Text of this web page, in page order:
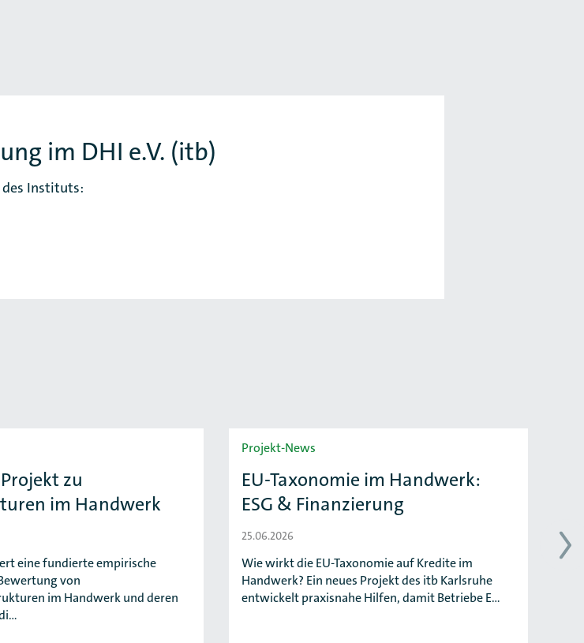
im DHI e.V. (itb)
Instituts:
zu
im Handwerk
eine fundierte empirische
von
im Handwerk und deren
Projekt-News
EU-Taxonomie im Handwerk:
ESG & Finanzierung
25.06.2026
Wie wirkt die EU-Taxonomie auf Kredite im
Handwerk? Ein neues Projekt des itb Karlsruhe
entwickelt praxisnahe Hilfen, damit Betriebe E…